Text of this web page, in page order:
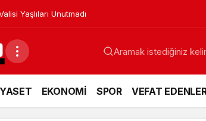
Yaşlıları Unutmadı
EKONOMİ SPOR VEFAT